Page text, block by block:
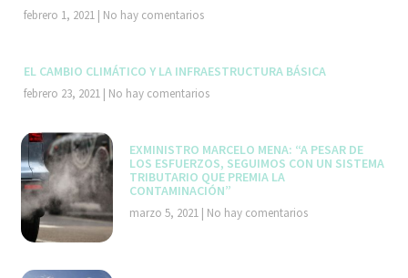
febrero 1, 2021 No hay comentarios
EL CAMBIO CLIMÁTICO Y LA INFRAESTRUCTURA BÁSICA
febrero 23, 2021 No hay comentarios
EXMINISTRO MARCELO MENA: “A PESAR DE
LOS ESFUERZOS, SEGUIMOS CON UN SISTEMA
TRIBUTARIO QUE PREMIA LA
CONTAMINACIÓN”
marzo 5, 2021 No hay comentarios